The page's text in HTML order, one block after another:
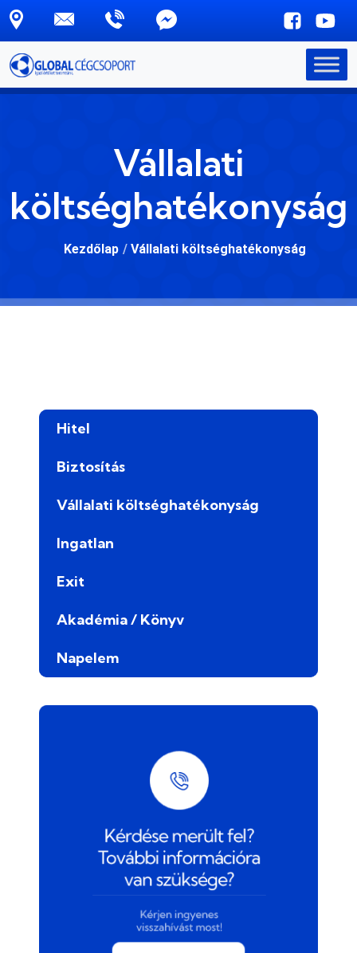
Skip to main content
Vállalati
költséghatékonyság
Kezdőlap / Vállalati költséghatékonyság
Hitel
Biztosítás
Vállalati költséghatékonyság
Ingatlan
Exit
Akadémia / Könyv
Napelem